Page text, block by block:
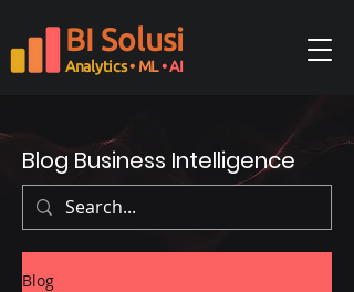
BI Solusi
Analytics• ML• AI
Blog Business Intelligence
Blog